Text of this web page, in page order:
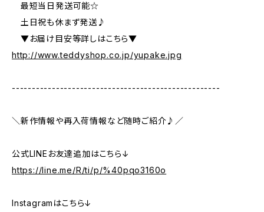
最短当日発送可能☆
土日祝も休まず発送♪
▼お届け目安等詳しはこちら▼
http://www.teddyshop.co.jp/yupake.jpg
----------------------------------------------------
＼新作情報や再入荷情報など随時ご紹介♪／
公式LINEお友達追加はこちら↓
https://line.me/R/ti/p/%40pqo3160o
Instagramはこちら↓